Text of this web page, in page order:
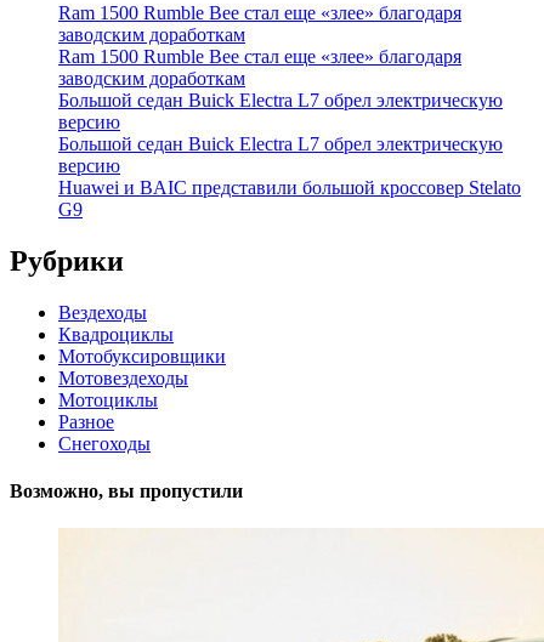
Ram 1500 Rumble Bee стал еще «злее» благодаря
заводским доработкам
Ram 1500 Rumble Bee стал еще «злее» благодаря
заводским доработкам
Большой седан Buick Electra L7 обрел электрическую
версию
Большой седан Buick Electra L7 обрел электрическую
версию
Huawei и BAIC представили большой кроссовер Stelato
G9
Рубрики
Вездеходы
Квадроциклы
Мотобуксировщики
Мотовездеходы
Мотоциклы
Разное
Снегоходы
Возможно, вы пропустили